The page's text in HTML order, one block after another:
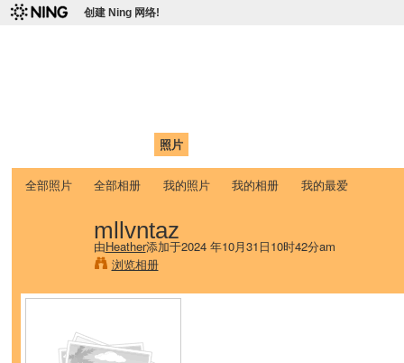
创建 Ning 网络!
照片
全部照片 全部相册 我的照片 我的相册 我的最爱
mllvntaz
由Heather添加于2024 年10月31日10时42分am
浏览相册